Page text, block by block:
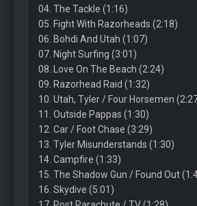
04. The Tackle (1:16)
05. Fight With Razorheads (2:18)
06. Bohdi And Utah (1:07)
07. Night Surfing (3:01)
08. Love On The Beach (2:24)
09. Razorhead Raid (1:32)
10. Utah, Tyler / Four Horsemen
11. Outside Pappas (1:30)
12. Car / Foot Chase (3:29)
13. Tyler Misunderstands (1:30)
14. Campfire (1:33)
15. The Shadow Gun / Found Out
16. Skydive (5:01)